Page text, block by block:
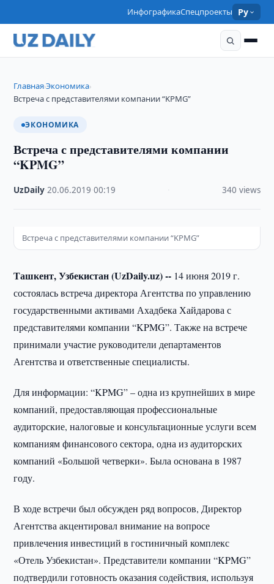
ИнфографикаСпецпроекты Ру
Главная›Экономика›
Встреча с представителями компании “KPMG”
ЭКОНОМИКА
Встреча с представителями компании
“KPMG”
UzDaily ·20.06.2019 ·00:19 340 views
Встреча с представителями компании “KPMG”
Ташкент, Узбекистан (UzDaily.uz) -- 14 июня 2019 г.
состоялась встреча директора Агентства по управлению
государственными активами Ахадбека Хайдарова с
представителями компании “KPMG”. Также на встрече
принимали участие руководители департаментов
Агентства и ответственные специалисты.
Для информации: “KPMG” – одна из крупнейших в мире
компаний, предоставляющая профессиональные
аудиторские, налоговые и консультационные услуги всем
компаниям финансового сектора, одна из аудиторских
компаний «Большой четверки». Была основана в 1987
году.
В ходе встречи был обсужден ряд вопросов, Директор
Агентства акцентировал внимание на вопросе
привлечения инвестиций в гостиничный комплекс
«Отель Узбекистан». Представители компании “KPMG”
подтвердили готовность оказания содействия, используя